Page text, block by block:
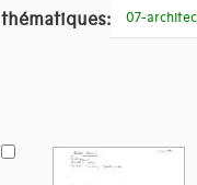
thématiques: 07-